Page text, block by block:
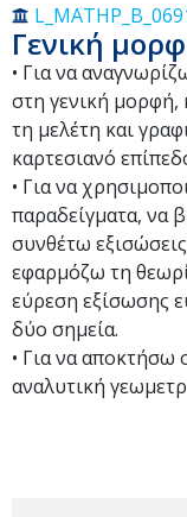
Γενική
• Για να
στη γενική μορφή,
τη μελέτη και
καρτεσιανό
• Για να
παραδείγματα, να
συνθέτω
εφαρμόζω τη
εύρεση εξίσωσης
δύο σημεία.
• Για να αποκτήσω
αναλυτική